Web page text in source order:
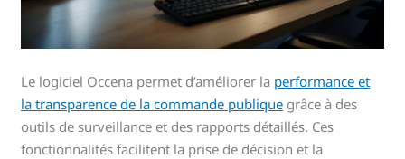
Le logiciel Occena permet d’améliorer la performance et
la transparence de la commande publique grâce à des
outils de surveillance et des rapports détaillés. Ces
fonctionnalités facilitent la prise de décision et la